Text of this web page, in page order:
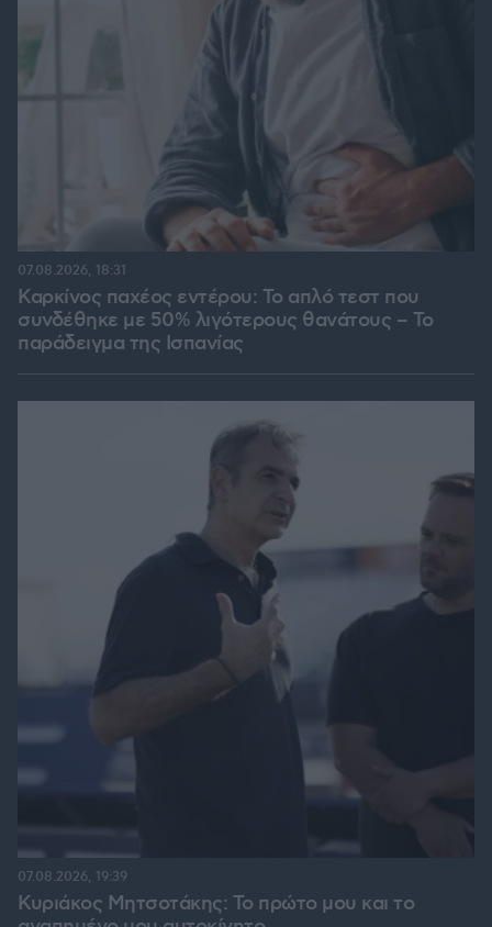
Καρκίνος παχέος εντέρου: Το απλό τεστ που
συνδέθηκε με 50% λιγότερους θανάτους – Το
παράδειγμα της Ισπανίας
07.08.2026, 18:31
Κυριάκος Μητσοτάκης: Το πρώτο μου και το
07.08.2026, 19:39